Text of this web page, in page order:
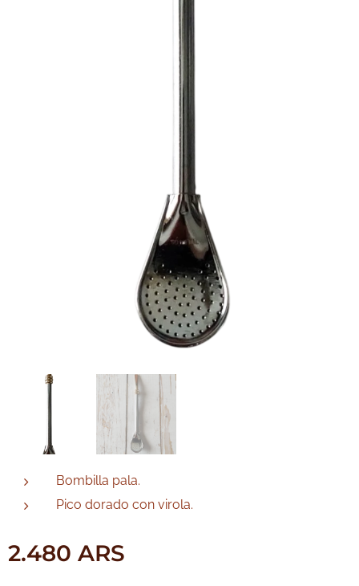
Bombilla pala.
Pico dorado con virola.
2.480 ARS